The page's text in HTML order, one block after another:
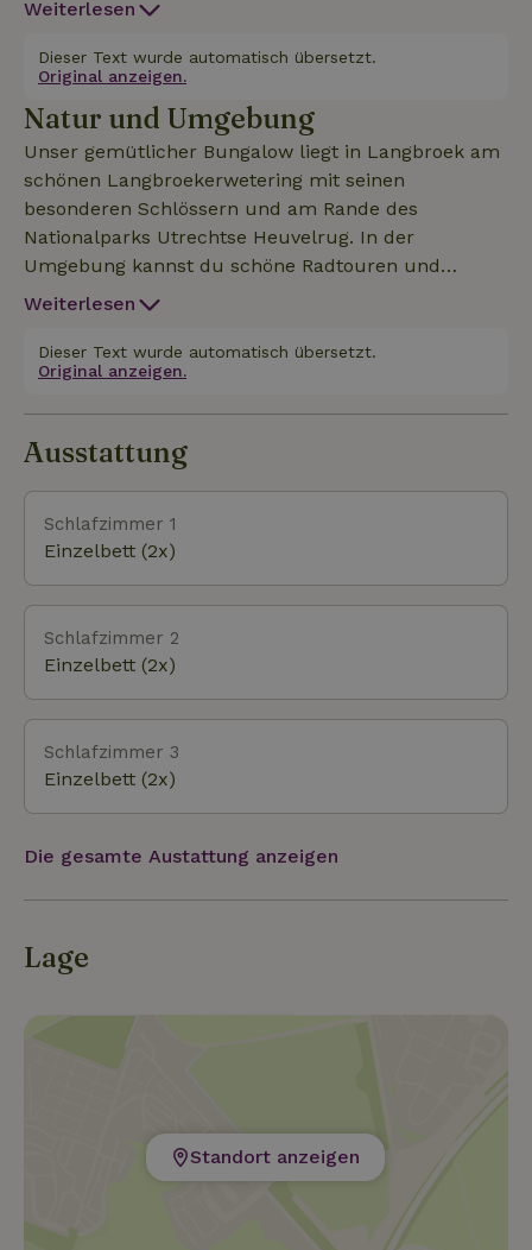
Unterkunft aus hast du einen tollen Blick über die
Wiesen und Wälder. Sieh dir unsere Website
www.jansbedenbreakfast.nl an.
Weiterlesen
Dieser Text wurde automatisch übersetzt.
Original anzeigen.
Natur und Umgebung
Unser gemütlicher Bungalow liegt in Langbroek am
schönen Langbroekerwetering mit seinen
besonderen Schlössern und am Rande des
Nationalparks Utrechtse Heuvelrug. In der
Umgebung kannst du schöne Radtouren und
Wanderungen über den Utrechter Höhenrücken
Städte Amersfoort, Utrecht und Veenendaal sind
nur 20 Kilometer entfernt.
Weiterlesen
Dieser Text wurde automatisch übersetzt.
Original anzeigen.
Ausstattung
Schlafzimmer 1
Einzelbett (2x)
Schlafzimmer 2
Einzelbett (2x)
Schlafzimmer 3
Einzelbett (2x)
Die gesamte Austattung anzeigen
Lage
Standort anzeigen